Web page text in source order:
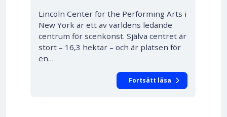
Lincoln Center for the Performing Arts i
New York är ett av världens ledande
centrum för scenkonst. Själva centret är
stort – 16,3 hektar – och är platsen för
en…
Fortsätt läsa